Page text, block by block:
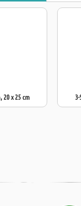
20 x 25 cm